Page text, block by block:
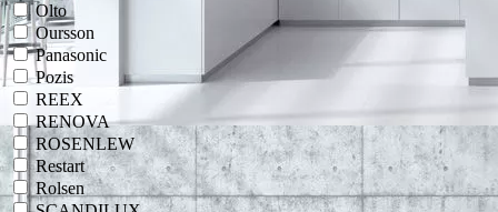
Olto
Oursson
Panasonic
Pozis
REEX
RENOVA
ROSENLEW
Restart
Rolsen